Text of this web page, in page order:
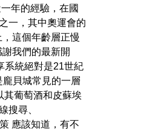
年的經驗，在國
一，其中奧運會的
這個年齡層正慢
我們的最新開
系統絕對是21世紀
貝城常見的一層
其葡萄酒和皮蘇埃
搜尋、
應該知道，有不